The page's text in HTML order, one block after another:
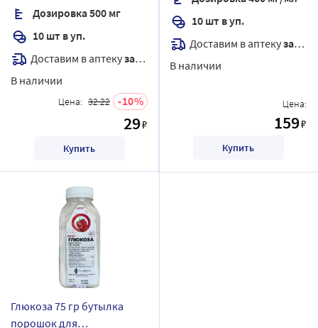
Дозировка 500 мг
10 шт в уп.
Доставим в аптекузавтра
В наличии
Цена: 32.22 10
29₽
Купить
10 шт в уп.
Доставим в аптекузавтра
В наличии
Цена:
159₽
Купить
Глюкоза 75 гр бутылка
порошок для